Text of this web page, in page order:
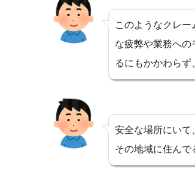
このようなクレ
な疲弊や業務へ
るにもかかわらず
安全な場所にいて
その地域に住んで